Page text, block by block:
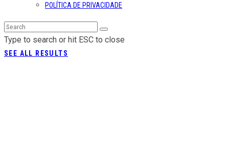
POLÍTICA DE PRIVACIDADE
Type to search or hit ESC to close
SEE ALL RESULTS